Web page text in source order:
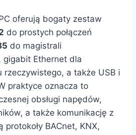
oferują bogaty zestaw
do prostych połączeń
do magistrali
Ethernet dla
rzeczywistego, a także USB i
praktyce oznacza to
obsługi napędów,
a także komunikację z
protokoły BACnet, KNX,